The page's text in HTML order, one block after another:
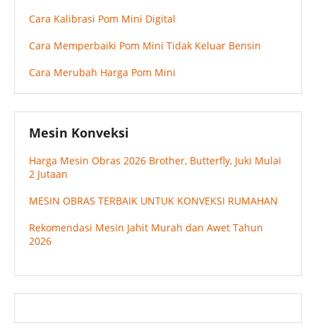
Cara Kalibrasi Pom Mini Digital
Cara Memperbaiki Pom Mini Tidak Keluar Bensin
Cara Merubah Harga Pom Mini
Mesin Konveksi
Harga Mesin Obras 2026 Brother, Butterfly, Juki Mulai
2 Jutaan
MESIN OBRAS TERBAIK UNTUK KONVEKSI RUMAHAN
Rekomendasi Mesin Jahit Murah dan Awet Tahun
2026